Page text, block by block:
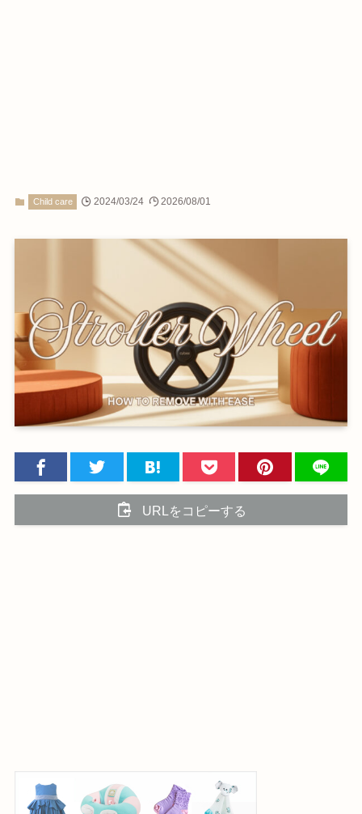
Child care 2024/03/24 2026/08/01
URLをコピーする